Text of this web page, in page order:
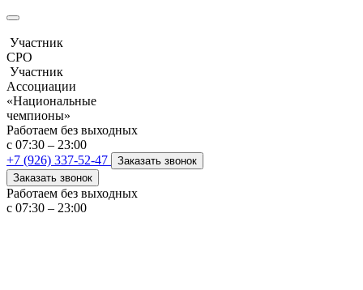
Участник
СРО
Участник
Ассоциации
«Национальные
чемпионы»
Работаем без выходных
с 07:30 – 23:00
+7 (926) 337-52-47
Заказать звонок
Заказать звонок
Работаем без выходных
с 07:30 – 23:00